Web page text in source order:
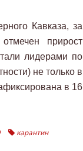
Кавказа, за
прирост
лидерами по
не только в
в 16
карантин